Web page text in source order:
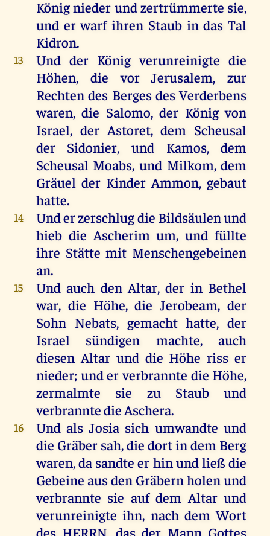
Könignieder undzertrümmerte sie,
und er warf ihren Staub in das Tal
Kidron.
13 Und der König verunreinigte die
Höhen, die vor Jerusalem,zur
Rechten des Berges des Verderbens
waren,die Salomo,der König von
Israel, derAstoret,dem Scheusal
der
Sidonier, und Kamos,dem
Scheusal Moabs, und Milkom,dem
Gräuel der Kinder Ammon,gebaut
hatte.
14 Underzerschlugdie Bildsäulenund
hieb die Ascherimum,und füllte
ihre Stätte mit Menschengebeinen
an.
15 Und auch den Altar,der inBethel
war, die Höhe,die Jerobeam,der
Sohn Nebats, gemacht hatte,der
Israel
sündigen machte,auch
diesen Altar und die Höhe risser
nieder; under verbrannte die Höhe,
zermalmte
sie zu Staub
und
verbranntedieAschera.
16 Und als Josia sich umwandte und
die Gräber sah,die dortindem Berg
waren,da sandte er hinundließ die
Gebeine ausden Gräbernholenund
verbrannte sie auf dem Altar und
verunreinigte ihn, nach dem Wort
des HERRN, das der Mann Gottes